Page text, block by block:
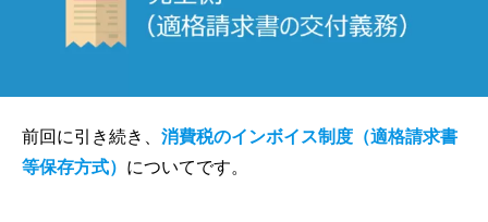
前回に引き続き、 消費税のインボイス制度（適格請求書
等保存方式） についてです。